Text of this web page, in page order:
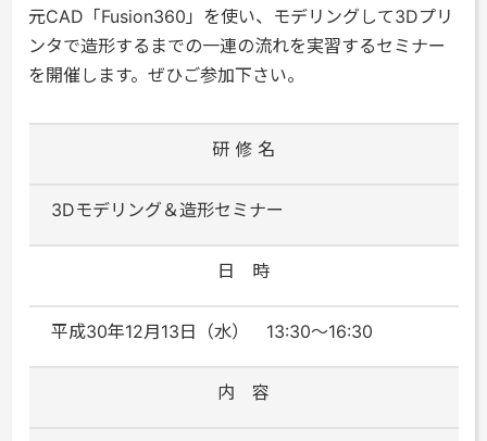
元CAD「Fusion360」を使い、モデリングして3Dプリ
ンタで造形するまでの一連の流れを実習するセミナー
を開催します。ぜひご参加下さい。
研 修 名
3Dモデリング＆造形セミナー
日 時
平成30年12月13日（水） 13:30～16:30
内 容